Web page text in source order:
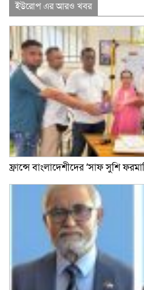
ইউরোপ এর আরও খবর
ফ্রান্সে বাংলাদেশীদের ‘সাফ সুশি